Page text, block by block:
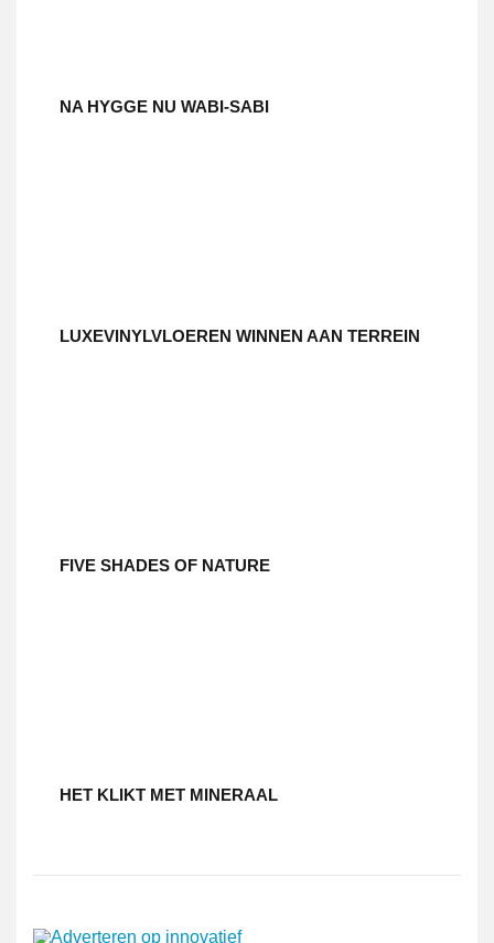
NA HYGGE NU WABI-SABI
LUXEVINYLVLOEREN WINNEN AAN TERREIN
FIVE SHADES OF NATURE
HET KLIKT MET MINERAAL